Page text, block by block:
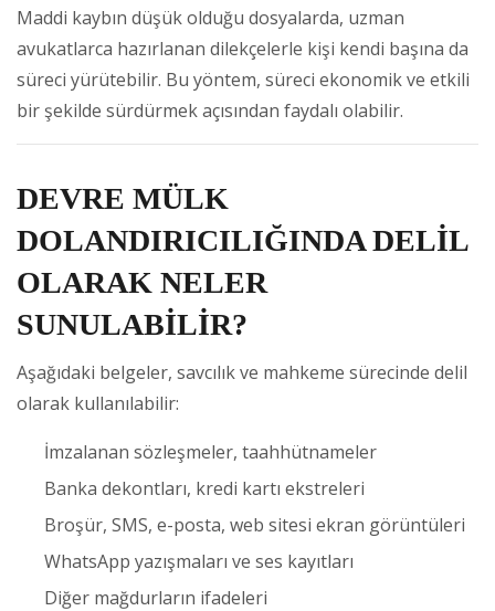
Maddi kaybın düşük olduğu dosyalarda, uzman
avukatlarca hazırlanan dilekçelerle kişi kendi başına da
süreci yürütebilir. Bu yöntem, süreci ekonomik ve etkili
bir şekilde sürdürmek açısından faydalı olabilir.
DEVRE MÜLK
DOLANDIRICILIĞINDA DELİL
OLARAK NELER
SUNULABİLİR?
Aşağıdaki belgeler, savcılık ve mahkeme sürecinde delil
olarak kullanılabilir:
İmzalanan sözleşmeler, taahhütnameler
Banka dekontları, kredi kartı ekstreleri
Broşür, SMS, e-posta, web sitesi ekran görüntüleri
WhatsApp yazışmaları ve ses kayıtları
Diğer mağdurların ifadeleri